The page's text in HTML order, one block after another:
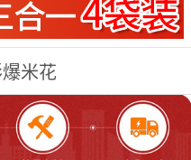
米花